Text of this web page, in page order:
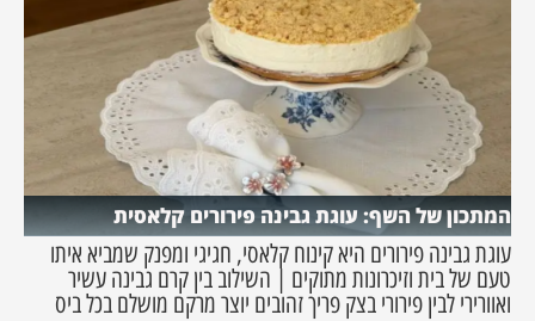
המתכון של השף: עוגת גבינה פירורים קלאסית
עוגת גבינה פירורים היא קינוח קלאסי, חגיגי ומפנק שמביא איתו
טעם של בית וזיכרונות מתוקים | השילוב בין קרם גבינה עשיר
ואוורירי לבין פירורי בצק פריך זהובים יוצר מרקם מושלם בכל ביס